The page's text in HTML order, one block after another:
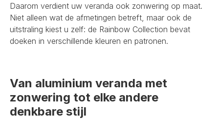
Daarom verdient uw veranda ook zonwering op maat.
Niet alleen wat de afmetingen betreft, maar ook de
uitstraling kiest u zelf: de Rainbow Collection bevat
doeken in verschillende kleuren en patronen.
Van aluminium veranda met
zonwering tot elke andere
denkbare stijl